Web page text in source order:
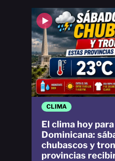
CLIMA
El clima hoy
Dominicana:
chubascos y
provincias